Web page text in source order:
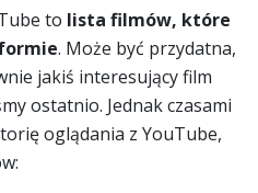
to lista filmów, które
. Może być przydatna,
jakiś interesujący film
ostatnio. Jednak czasami
oglądania z YouTube,